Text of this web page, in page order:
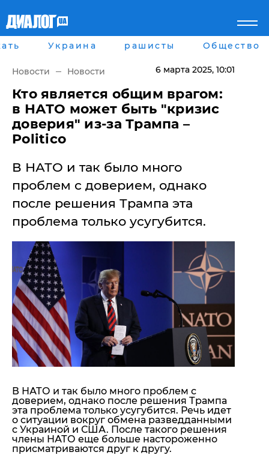
Главная
рассея
Мир
Беларусь
Военное обозрение
Наука и Техника
Экономика
Блоги
Шоу-биз
Здоровье
Украина
Спорт
Культура
Города
Луганск
Харьков
Днепр
Львов
Война на Донбассе и в
Крыму
"ДНР"
"ЛНР"
Оккупация Крыма
Новости Крыма
Донбасс
Армия Украины
Здоровье
Помощь проекту
Стиль Диалога
Шоу-биз
Общество
Пресс-релизы Авторское
ИноСМИ
Украина рашисты Общество
Новости Новости 6 марта 2025, 10:01
​Кто является общим врагом:
в НАТО может быть "кризис
доверия" из-за Трампа –
Politico
В НАТО и так было много
проблем с доверием, однако
после решения Трампа эта
проблема только усугубится.
В НАТО и так было много проблем с
доверием, однако после решения Трампа
эта проблема только усугубится. Речь идет
о ситуации вокруг обмена разведданными
с Украиной и США. После такого решения
члены НАТО еще больше настороженно
присматриваются друг к другу.